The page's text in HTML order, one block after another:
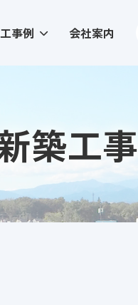
事例 会社案内
築工事